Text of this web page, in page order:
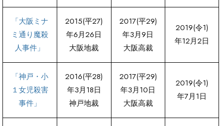
「大阪ミナ
ミ通り魔殺
人事件」
2015(平27)
年6月26日
大阪地裁
2017(平29)
年3月9日
大阪高裁
2019(令1)
年12月2日
「神戸・小
１女児殺害
事件」
2016(平28)
年3月18日
神戸地裁
2017(平29)
年3月10日
大阪高裁
2019(令1)
年7月1日